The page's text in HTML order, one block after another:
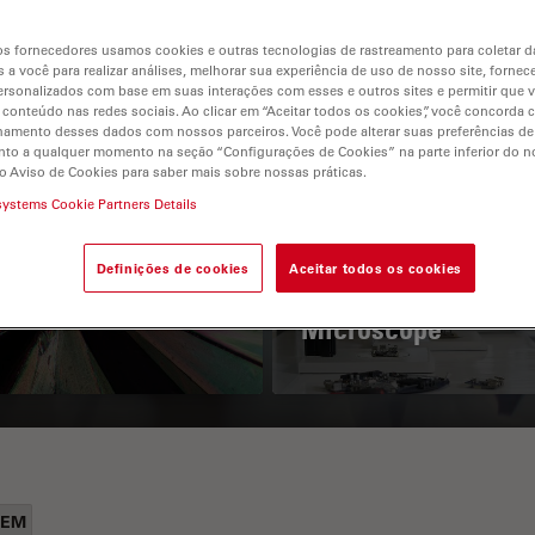
Polarization
Principle
Consider When
Selecting a Stereo
Microscope
fornecedores usamos cookies e outras tecnologias de rastreamento para coletar
a você para realizar análises, melhorar sua experiência de uso de nosso site,
com base em suas interações com esses e outros sites e permitir que
nas redes sociais. Ao clicar em “Aceitar todos os cookies”, você concorda
desses dados com nossos parceiros. Você pode alterar suas preferências de
a qualquer momento na seção “Configurações de Cookies” na parte inferior do
Aviso de Cookies para saber mais sobre nossas práticas.
Cookie Partners Details
Definições de cookies Aceitar todos os cookies